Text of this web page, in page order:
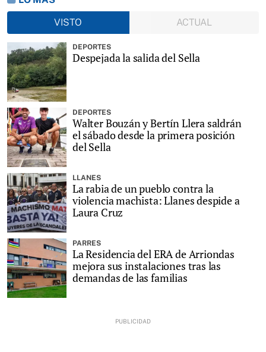
VISTO
ACTUAL
DEPORTES
Despejada la salida del Sella
DEPORTES
Walter Bouzán y Bertín Llera saldrán
el sábado desde la primera posición
del Sella
LLANES
La rabia de un pueblo contra la
violencia machista: Llanes despide a
Laura Cruz
PARRES
La Residencia del ERA de Arriondas
mejora sus instalaciones tras las
demandas de las familias